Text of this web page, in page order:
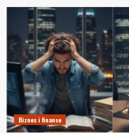
Biznes i finanse